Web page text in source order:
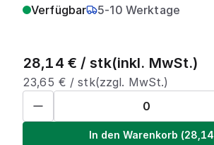
Verfügbar 5-10 Werktage
28,14 € / stk(inkl. MwSt.)
23,65 € /stk(zzgl. MwSt.)
In den Warenkorb (28,14